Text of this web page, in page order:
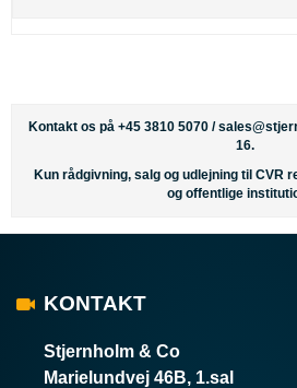
Kontakt os på +45 3810 5070 /
16.
Kun rådgivning, salg og udlejning til CVR
og offentlige
KONTAKT
Stjernholm & Co
Marielundvej 46B, 1.sal